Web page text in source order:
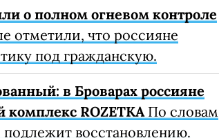
о полном огневом контроле
отметили, что россияне
под гражданскую.
в Броварах россияне
ROZETKAПо словам
восстановлению.